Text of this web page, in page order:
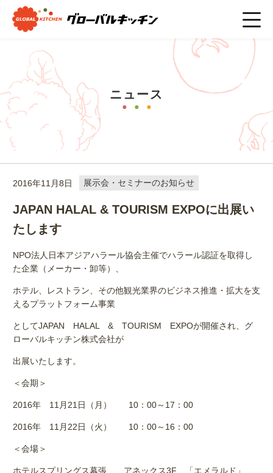
ホーム>ニュース>JAPAN HALAL & TOURISM EXPOに出展い
たします
ニュース
2016年11月8日 展示会・セミナーのお知らせ
JAPAN HALAL & TOURISM EXPOに出展い
たします
NPO法人日本アジアハラール協会主催でハラール認証を取得し
た企業（メーカー・卸等）、
ホテル、レストラン、その他観光業界のビジネス推進・拡大を支
えるプラットフォーム事業
としてJAPAN HALAL & TOURISM EXPOが開催され、グ
ローバルキッチン株式会社が
出展いたします。
＜会期＞
2016年 11月21日（月） 10：00～17：00
2016年 11月22日（火） 10：00～16：00
＜会場＞
ホテルスプリングス幕張 アネックス3F 「エメラルド」